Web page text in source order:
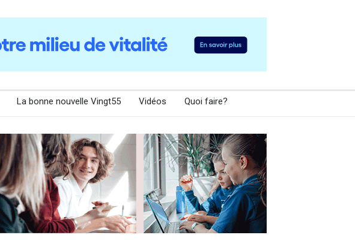
La bonne nouvelle Vingt55 Vidéos Quoi faire?